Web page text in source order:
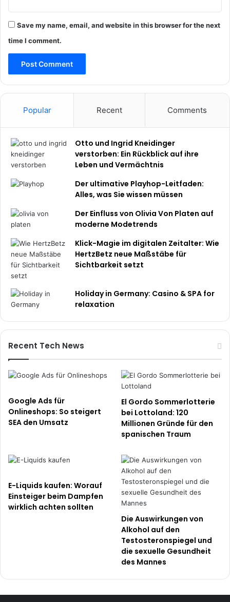
Save my name, email, and website in this browser for the next
time I comment.
Popular Recent Comments
Otto und Ingrid Kneidinger
verstorben: Ein Rückblick auf ihre
Leben und Vermächtnis
Der ultimative Playhop-Leitfaden:
Alles, was Sie wissen müssen
Der Einfluss von Olivia Von Platen auf
moderne Modetrends
Klick-Magie im digitalen Zeitalter: Wie
HertzBetz neue Maßstäbe für
Sichtbarkeit setzt
Holiday in Germany: Casino & SPA for
relaxation
Recent Tech News
Google Ads für
Onlineshops: So steigert
SEA den Umsatz
El Gordo Sommerlotterie
bei Lottoland: 120
Millionen Gründe für den
spanischen Traum
E-Liquids kaufen: Worauf
Einsteiger beim Dampfen
wirklich achten sollten
Die Auswirkungen von
Alkohol auf den
Testosteronspiegel und
die sexuelle Gesundheit
des Mannes